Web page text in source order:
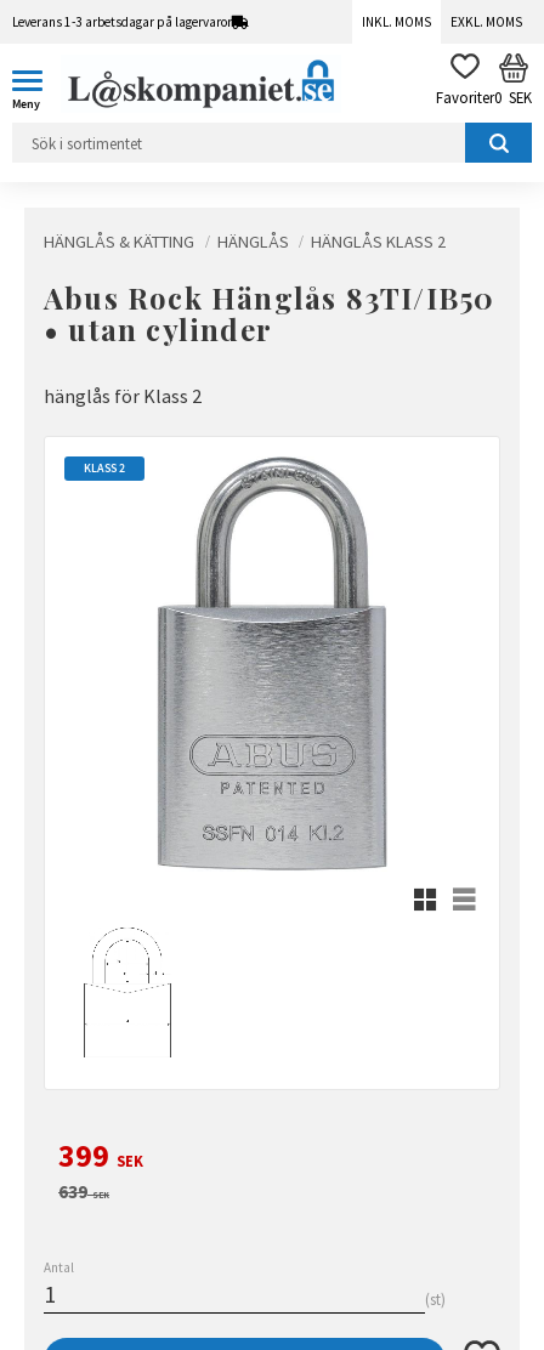
Leverans 1-3 arbetsdagar på lagervaror INKL. MOMS EXKL. MOMS
FAVORITER
0 SEK
HÄNGLÅS & KÄTTING HÄNGLÅS HÄNGLÅS KLASS 2
Abus Rock Hänglås 83TI/IB50
• utan cylinder
hänglås för Klass 2
KLASS 2
Rutnätsvy
Listvy
Nedsatt pris:
399 SEK
Ordinarie pris:
639SEK
Antal
st